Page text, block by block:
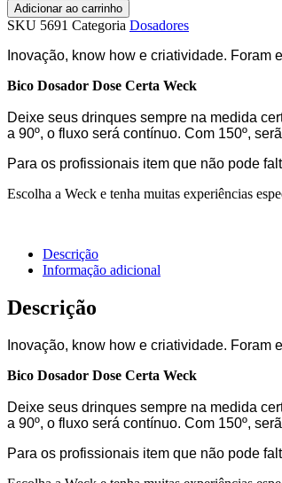
Adicionar ao carrinho
SKU 5691 Categoria Dosadores
Inovação, know how e criatividade.
Bico Dosador Dose Certa Weck
Deixe seus drinques sempre na medida
a 90º, o fluxo será contínuo. Com 150º,
Para os profissionais item que não pode
Escolha a Weck e tenha muitas experiências
Descrição
Informação adicional
Descrição
Inovação, know how e criatividade.
Bico Dosador Dose Certa Weck
Deixe seus drinques sempre na medida
a 90º, o fluxo será contínuo. Com 150º,
Para os profissionais item que não pode